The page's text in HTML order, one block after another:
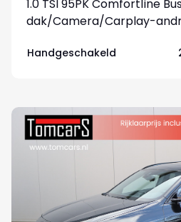
1.0 TSI 95PK Comfortline
dak/Camera/Carplay-
Handgeschakeld